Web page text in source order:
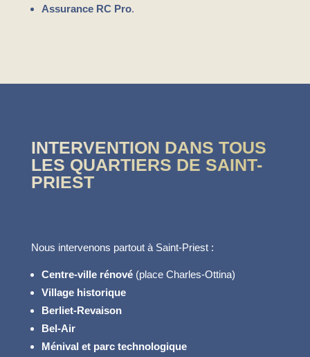
Assurance RC Pro.
INTERVENTION DANS TOUS
LES QUARTIERS DE SAINT-
PRIEST
Nous intervenons partout à Saint-Priest :
Centre-ville rénové(place Charles-Ottina)
Village historique
Berliet-Revaison
Bel-Air
Ménival et parc technologique